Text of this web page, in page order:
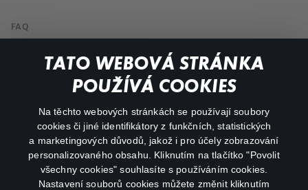
TATO WEBOVÁ STRÁNKA
POUŽÍVÁ COOKIES
Na těchto webových stránkách se používají soubory
cookies či jiné identifikátory z funkčních, statistických
a marketingových důvodů, jakož i pro účely zobrazování
personalizovaného obsahu. Kliknutím na tlačítko "Povolit
všechny cookies" souhlasíte s používáním cookies.
Nastavení souborů cookies můžete změnit kliknutím
FAQ
My profile
facebookinstagram
youtube